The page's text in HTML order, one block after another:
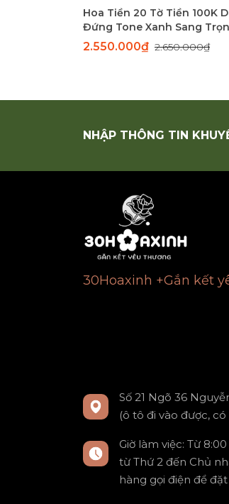
Hoa Tiền 20 Tờ Tiền 100K
Đứng Tone Xanh Sang
2.550.000₫ 2.650.000₫
NHẬP THÔNG TIN
30Hoaxinh +Gắn kết
Số 21 Ngõ 36
(ô tô đi vào được,
Giờ làm việc: Từ
từ Thứ 2 đến Chủ
hàng gọi điện để